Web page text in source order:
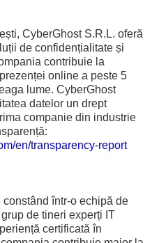
CyberGhost S.R.L. oferă
de confidențialitate și
contribuie la
online a peste 5
lume. CyberGhost
datelor un drept
companie din industrie
en/transparency-report
într-o echipă de
de tineri experți IT
certificată în